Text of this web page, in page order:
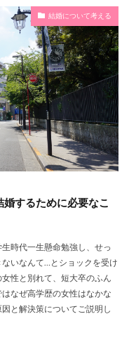
結婚について考える
するために必要なこ
時代一生懸命勉強し、せっ
いなんて…とショックを受け
性と別れて、短大卒のふん
なぜ高学歴の女性はなかな
と解決策についてご説明し